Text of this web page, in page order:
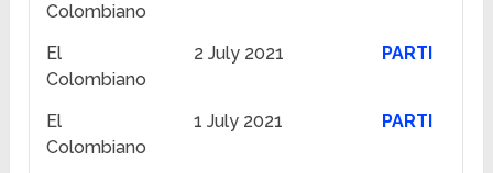
Colombiano
El
Colombiano
2 July 2021 PARTI
El
Colombiano
1 July 2021 PARTI